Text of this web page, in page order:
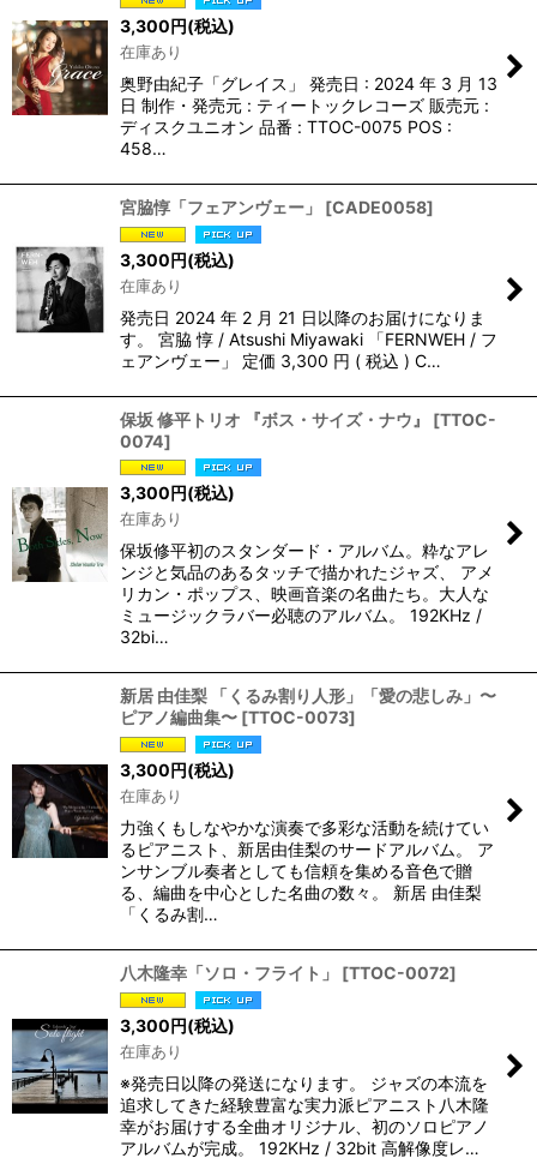
3,300円(税込)
在庫あり
奥野由紀子「グレイス」 発売日 : 2024 年 3 月 13
日 制作・発売元 : ティートックレコーズ 販売元 :
ディスクユニオン 品番 : TTOC-0075 POS :
458…
宮脇惇「フェアンヴェー」 [CADE0058]
3,300円(税込)
在庫あり
発売日 2024 年 2 月 21 日以降のお届けになりま
す。 宮脇 惇 / Atsushi Miyawaki 「FERNWEH / フ
ェアンヴェー」 定価 3,300 円 ( 税込 ) C…
保坂 修平トリオ 『ボス・サイズ・ナウ』 [TTOC-
0074]
3,300円(税込)
在庫あり
保坂修平初のスタンダード・アルバム。粋なアレ
ンジと気品のあるタッチで描かれたジャズ、 アメ
リカン・ポップス、映画音楽の名曲たち。大人な
ミュージックラバー必聴のアルバム。 192KHz /
32bi…
新居 由佳梨 「くるみ割り人形」「愛の悲しみ」〜
ピアノ編曲集〜 [TTOC-0073]
3,300円(税込)
在庫あり
力強くもしなやかな演奏で多彩な活動を続けてい
るピアニスト、新居由佳梨のサードアルバム。 ア
ンサンブル奏者としても信頼を集める音色で贈
る、編曲を中心とした名曲の数々。 新居 由佳梨
「くるみ割…
八木隆幸「ソロ・フライト」 [TTOC-0072]
3,300円(税込)
在庫あり
※発売日以降の発送になります。 ジャズの本流を
追求してきた経験豊富な実力派ピアニスト八木隆
幸がお届けする全曲オリジナル、初のソロピアノ
アルバムが完成。 192KHz / 32bit 高解像度レ…